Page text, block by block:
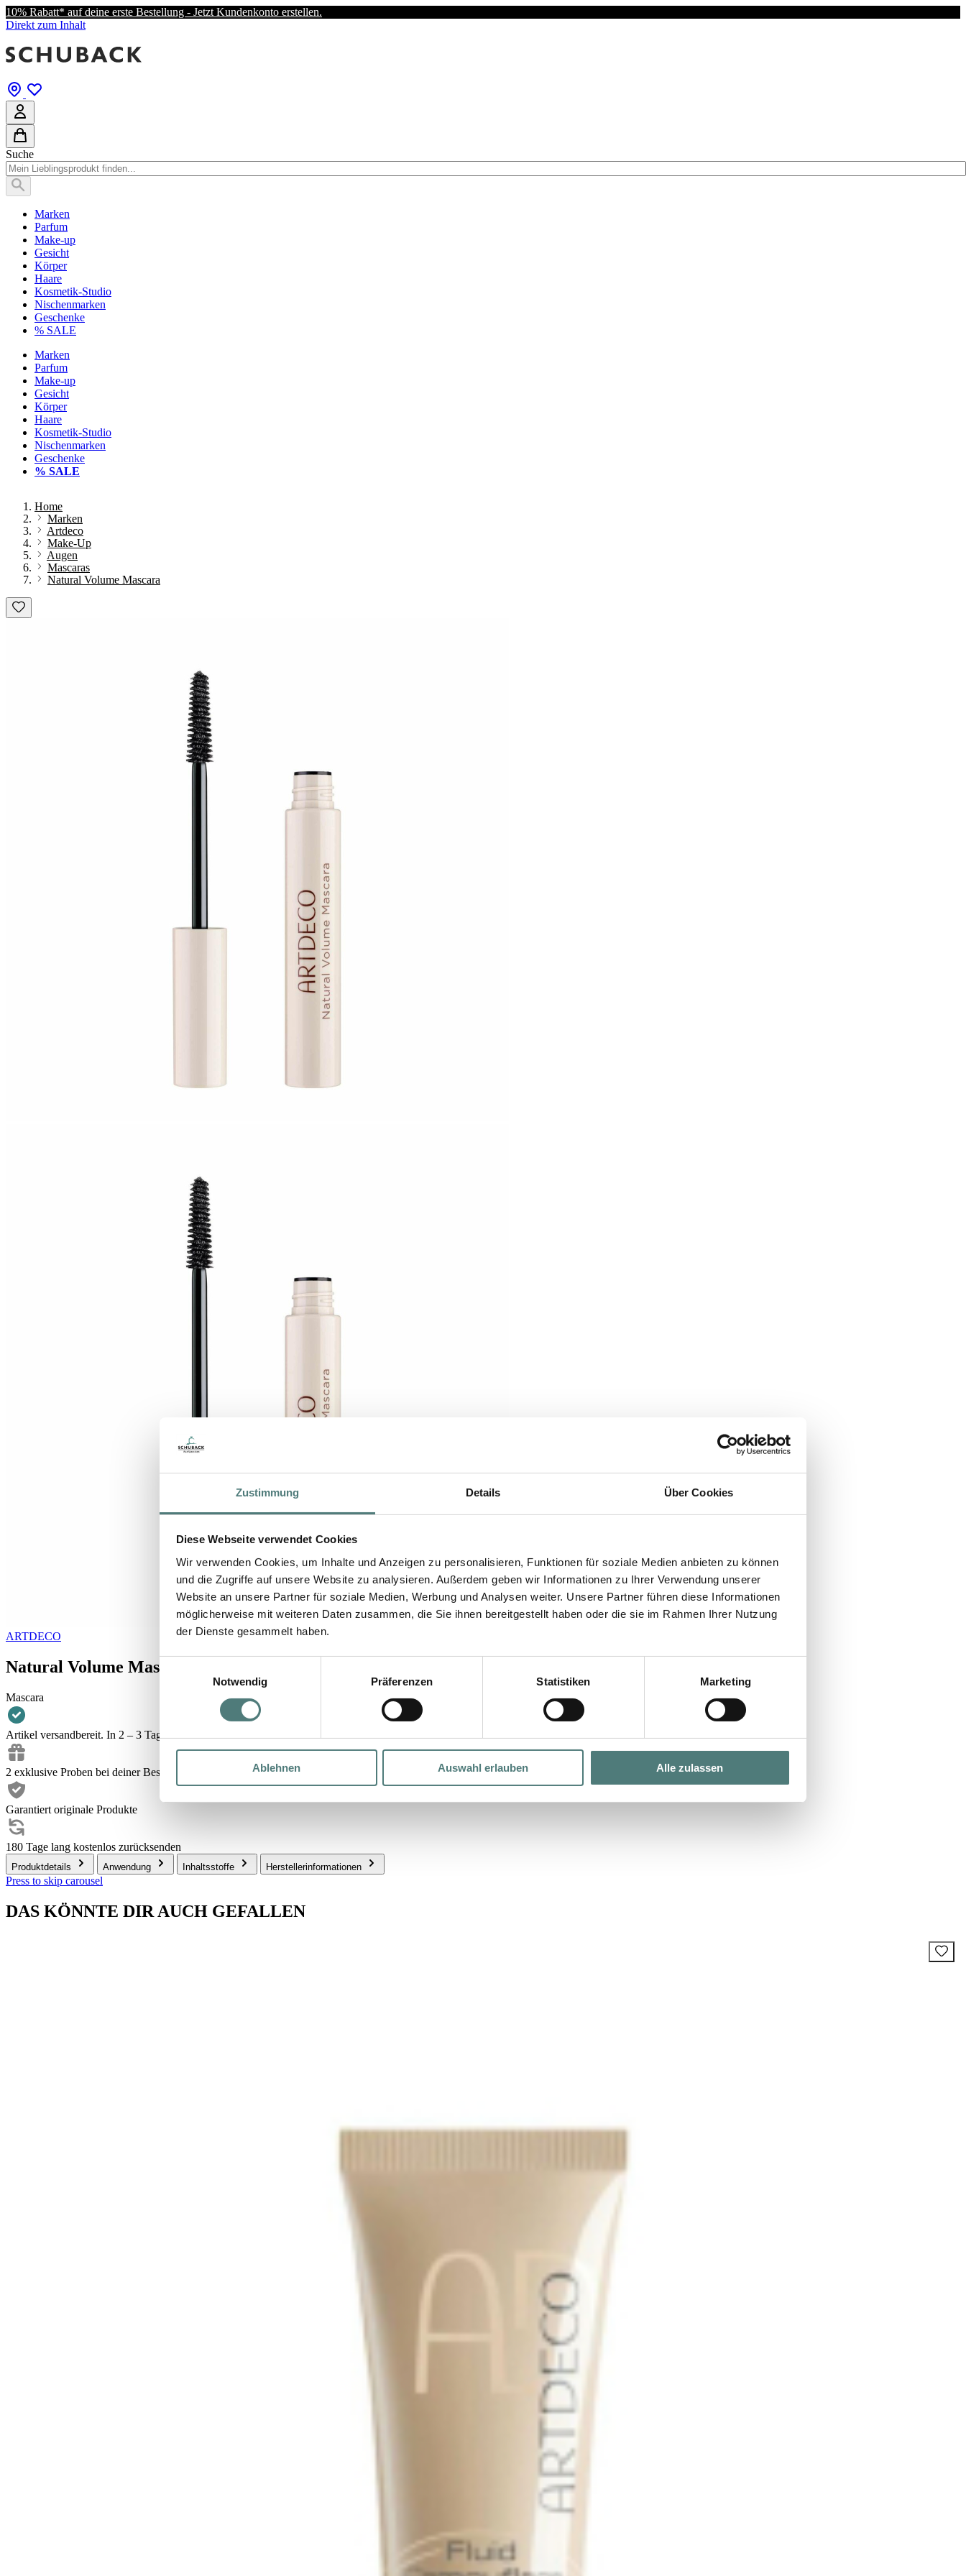
Zustimmung Details Über Cookies
Diese Webseite verwendet Cookies
Wir verwenden Cookies, um Inhalte und Anzeigen zu personalisieren, Funktionen für soziale Medien anbieten zu können
und die Zugriffe auf unsere Website zu analysieren. Außerdem geben wir Informationen zu Ihrer Verwendung unserer
Website an unsere Partner für soziale Medien, Werbung und Analysen weiter. Unsere Partner führen diese Informationen
möglicherweise mit weiteren Daten zusammen, die Sie ihnen bereitgestellt haben oder die sie im Rahmen Ihrer Nutzung
der Dienste gesammelt haben.
Notwendig
Präferenzen Statistiken Marketing
Ablehnen Auswahl erlauben Alle zulassen
10% Rabatt* auf deine erste Bestellung - Jetzt Kundenkonto erstellen.
Direkt zum Inhalt
Suche
Marken
Parfum
Make-up
Gesicht
Körper
Haare
Kosmetik-Studio
Nischenmarken
Geschenke
% SALE
Marken
Parfum
Make-up
Gesicht
Körper
Haare
Kosmetik-Studio
Nischenmarken
Geschenke
% SALE
Home
Marken
Artdeco
Make-Up
Augen
Mascaras
Natural Volume Mascara
ARTDECO
Natural Volume Mascara
Mascara
Artikel versandbereit. In 2 – 3 Tagen bei dir.
2 exklusive Proben bei deiner Bestellung
Garantiert originale Produkte
180 Tage lang kostenlos zurücksenden
Produktdetails Anwendung Inhaltsstoffe Herstellerinformationen
Press to skip carousel
DAS KÖNNTE DIR AUCH GEFALLEN